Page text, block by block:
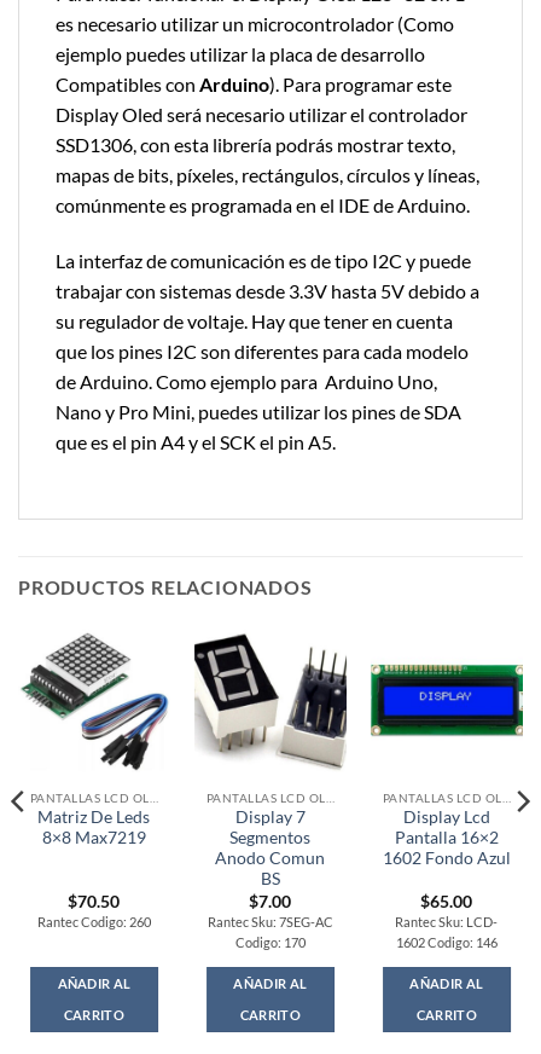
es necesario utilizar un microcontrolador (Como
ejemplo puedes utilizar la placa de desarrollo
Compatibles con Arduino). Para programar este
Display Oled será necesario utilizar el controlador
SSD1306, con esta librería podrás mostrar texto,
mapas de bits, píxeles, rectángulos, círculos y líneas,
comúnmente es programada en el IDE de Arduino.
La interfaz de comunicación es de tipo I2C y puede
trabajar con sistemas desde 3.3V hasta 5V debido a
su regulador de voltaje. Hay que tener en cuenta
que los pines I2C son diferentes para cada modelo
de Arduino. Como ejemplo para Arduino Uno,
Nano y Pro Mini, puedes utilizar los pines de SDA
que es el pin A4 y el SCK el pin A5.
PRODUCTOS RELACIONADOS
Matriz De Leds
8×8 Max7219
$70.50
Rantec Codigo: 260
AÑADIR AL
CARRITO
Display 7
Segmentos
Anodo Comun
BS
$7.00
Rantec Sku: 7SEG-AC
Codigo: 170
AÑADIR AL
CARRITO
Display Lcd
Pantalla 16×2
1602 Fondo Azul
$65.00
Rantec Sku: LCD-
1602 Codigo: 146
AÑADIR AL
CARRITO